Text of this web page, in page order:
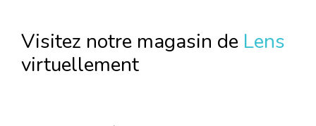
Visitez notre magasin de Lens
virtuellement